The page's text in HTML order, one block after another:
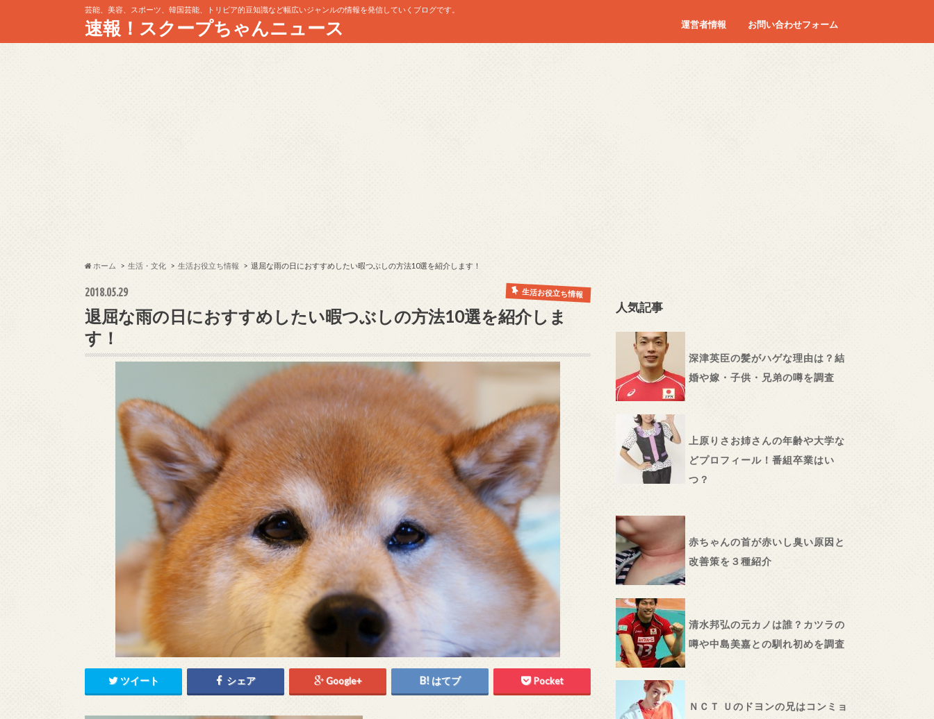
芸能、美容、スポーツ、韓国芸能、トリビア的豆知識など幅広いジャンルの情報を発信していくブログです。
速報！スクープちゃんニュース 運営者情報 お問い合わせフォーム
ホーム 生活・文化 生活お役立ち情報 退屈な雨の日におすすめしたい暇つぶしの方法10選を紹介します！
2018.05.29 生活お役立ち情報
退屈な雨の日におすすめしたい暇つぶしの方法10選を紹介しま
す！
ツイート シェア Google+ はてブ Pocket
人気記事
深津英臣の髪がハゲな理由は？結
婚や嫁・子供・兄弟の噂を調査
上原りさお姉さんの年齢や大学な
どプロフィール！番組卒業はい
つ？
赤ちゃんの首が赤いし臭い原因と
改善策を３種紹介
清水邦弘の元カノは誰？カツラの
噂や中島美嘉との馴れ初めを調査
ＮＣＴ Ｕのドヨンの兄はコンミョ